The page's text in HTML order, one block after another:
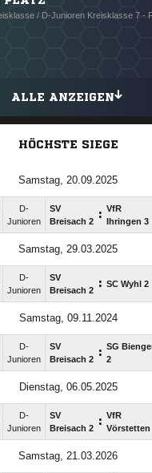
/ D-Junioren Kreisklasse 7 -
ALLE ANZEIGEN
HÖCHSTE SIEGE
Samstag, 20.09.2025
D-
Junioren
SV
Breisach 2 : VfR
Ihringen 3
Samstag, 29.03.2025
D-
Junioren
SV
Breisach 2 : SC Wyhl 2
Samstag, 09.11.2024
D-
Junioren
SV
Breisach 2 : SG
2
Dienstag, 06.05.2025
D-
Junioren
SV
Breisach 2 : VfR
Vörstetten
Samstag, 21.03.2026